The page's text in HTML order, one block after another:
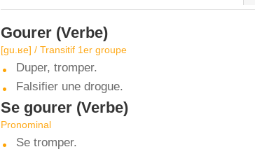
Gourer (Verbe)
[ɡu.ʁe] / Transitif 1er groupe
Duper, tromper.
Falsifier une drogue.
Se gourer (Verbe)
Pronominal
Se tromper.